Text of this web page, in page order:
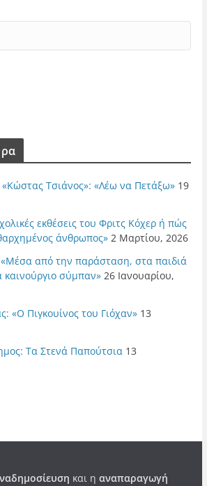
Τσιάνος»: «Λέω να Πετάξω» 19
εκθέσεις του Φριτς Κόχερ ή πώς
άνθρωπος» 2 Μαρτίου, 2026
από την παράσταση, στα παιδιά
καινούργιο σύμπαν» 26 Ιανουαρίου,
«Ο Πιγκουίνος του Γιόχαν» 13
Τα Στενά Παπούτσια 13
και η αναπαραγωγή